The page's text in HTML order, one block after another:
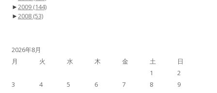
►2009 (144)
►2008 (53)
2026年8月
月
火 水 木 金 土
日
1
2
3
4 5 6 7 8
9